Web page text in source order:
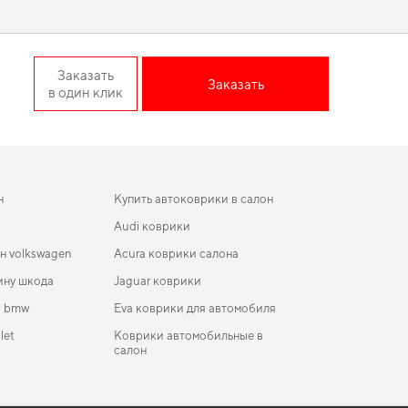
Заказать
в один клик
Заказать
volkswagen
шкода
bmw
Купить автоковрики в салон
Audi коврики
Acura коврики салона
Jaguar коврики
Eva коврики для автомобиля
Коврики автомобильные в
салон